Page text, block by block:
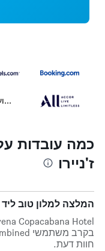
ז'ניירו
המלצה למלון טוב
חוות דעת.